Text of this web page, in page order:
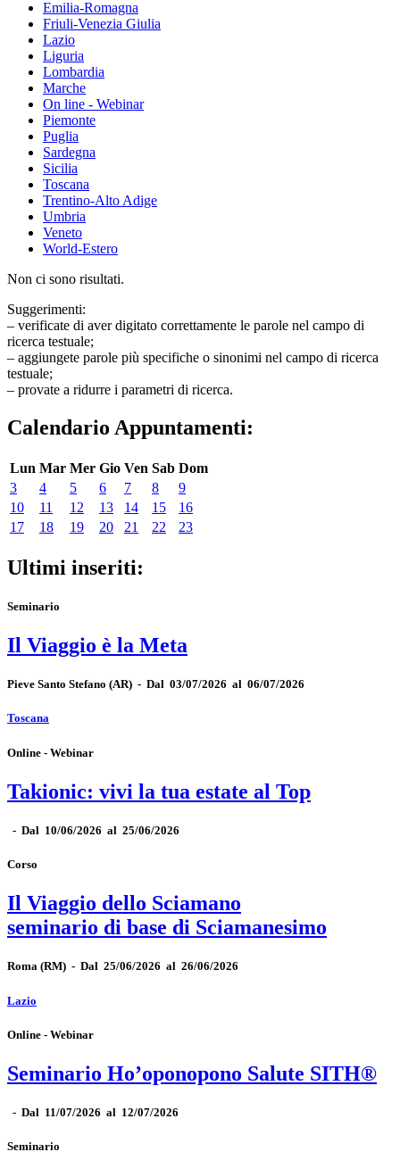
Emilia-Romagna
Friuli-Venezia Giulia
Lazio
Liguria
Lombardia
Marche
On line - Webinar
Piemonte
Puglia
Sardegna
Sicilia
Toscana
Trentino-Alto Adige
Umbria
Veneto
World-Estero
Non ci sono risultati.
Suggerimenti:
– verificate di aver digitato correttamente le parole nel campo di
ricerca testuale;
– aggiungete parole più specifiche o sinonimi nel campo di ricerca
testuale;
– provate a ridurre i parametri di ricerca.
Calendario Appuntamenti:
Lun Mar Mer Gio Ven Sab Dom
3
4 5 6 7 8
9
10
11 12 13 14 15
16
17
18 19 20 21 22 23
Ultimi inseriti:
Seminario
Il Viaggio è la Meta
Pieve Santo Stefano (AR) - Dal 03/07/2026 al 06/07/2026
Toscana
Online - Webinar
Takionic: vivi la tua estate al Top
- Dal 10/06/2026 al 25/06/2026
Corso
Il Viaggio dello Sciamano
seminario di base di Sciamanesimo
Roma (RM) - Dal 25/06/2026 al 26/06/2026
Lazio
Online - Webinar
Seminario Ho’oponopono Salute SITH®
- Dal 11/07/2026 al 12/07/2026
Seminario